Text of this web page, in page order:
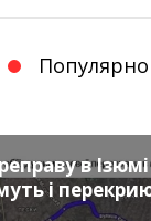
Популярно
в
і